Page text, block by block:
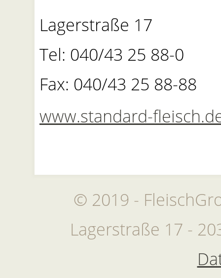
Lagerstraße 17
Tel: 040/43 25 88-0
Fax: 040/43 25 88-88
www.standard-
© 2019 -
Lagerstraße 17 -